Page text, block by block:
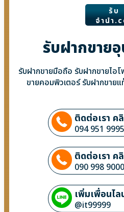
รับ
จํานํา
รับฝากขาย
รับฝากขายมือถือ รับฝากขายไอ
ขายคอมพิวเตอร์ รับฝากขาย
ติดต่อเรา ค
094 951 9995
ติดต่อเรา ค
090 998 9000
เพิ่มเพื่อนไล
@it99999